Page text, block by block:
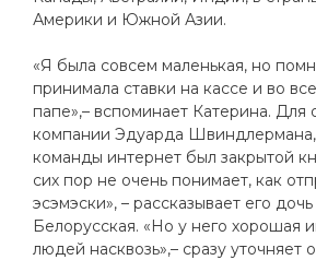
Америки и Южной Азии.
«Я была совсем маленькая, но
принимала ставки на кассе и во
папе»,– вспоминает Катерина. Для
компании Эдуарда Швиндлермана,
команды интернет был закрытой
сих пор не очень понимает, как
эсэмэски», – рассказывает его
Белорусская. «Но у него хорошая
людей насквозь»,– сразу уточняет